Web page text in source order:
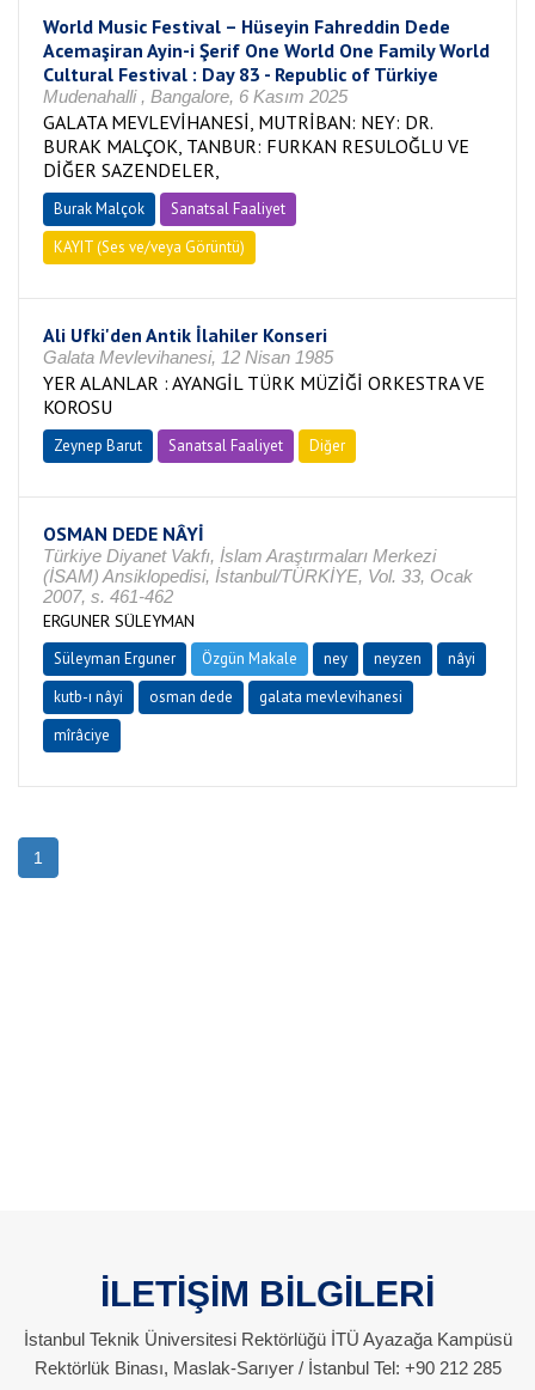
World Music Festival – Hüseyin Fahreddin Dede
Acemaşiran Ayin-i Şerif One World One Family World
Cultural Festival : Day 83 - Republic of Türkiye
Mudenahalli , Bangalore, 6 Kasım 2025
GALATA MEVLEVİHANESİ, MUTRİBAN: NEY: DR.
BURAK MALÇOK, TANBUR: FURKAN RESULOĞLU VE
DİĞER SAZENDELER,
Burak Malçok
Sanatsal Faaliyet
KAYIT (Ses ve/veya Görüntü)
Ali Ufki'den Antik İlahiler Konseri
Galata Mevlevihanesi, 12 Nisan 1985
YER ALANLAR : AYANGİL TÜRK MÜZİĞİ ORKESTRA VE
KOROSU
Zeynep Barut Sanatsal Faaliyet Diğer
OSMAN DEDE NÂYİ
Türkiye Diyanet Vakfı, İslam Araştırmaları Merkezi
(İSAM) Ansiklopedisi, İstanbul/TÜRKİYE, Vol. 33, Ocak
2007, s. 461-462
ERGUNER SÜLEYMAN
Süleyman Erguner Özgün Makale ney neyzen
nâyi
kutb-ı nâyi
osman dede
galata mevlevihanesi
mîrâciye
1
İLETİŞİM BİLGİLERİ
İstanbul Teknik Üniversitesi Rektörlüğü İTÜ Ayazağa Kampüsü
Rektörlük Binası, Maslak-Sarıyer / İstanbul Tel: +90 212 285